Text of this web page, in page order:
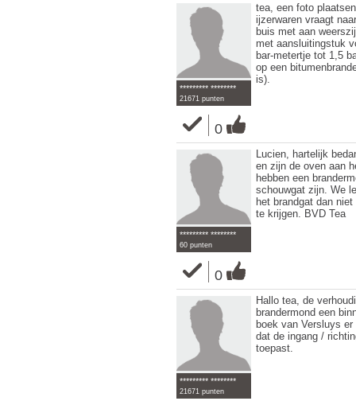
********* ********
21671 punten
0
tea, een foto
ijzerwaren vraagt
buis met aan
met aansluitingstuk
bar-metertje tot 1,5
op een
is).
********* ********
60 punten
0
Lucien, hartelijk
en zijn de oven aan
hebben een
schouwgat zijn. We
het brandgat dan
te krijgen. BVD Tea
********* ********
21671 punten
Hallo tea, de
brandermond een
boek van Versluys
dat de ingang /
toepast.